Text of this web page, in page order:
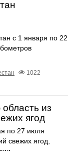
с 1 января по 22
1022
из
ягод
по 27 июля
свежих ягод,